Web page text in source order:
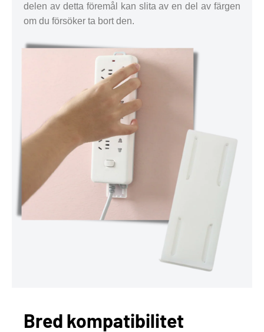
delen av detta föremål kan slita av en del av färgen
om du försöker ta bort den.
Bred kompatibilitet